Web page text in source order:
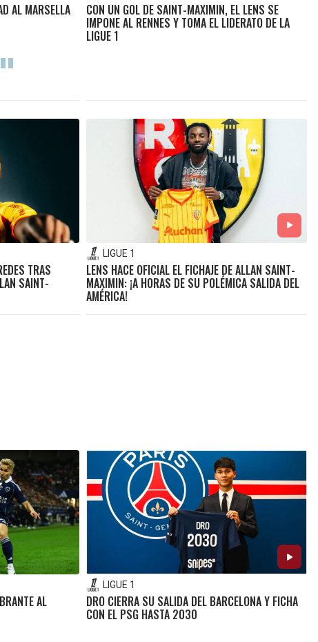
AL MARSELLA CON UN GOL DE SAINT-MAXIMIN, EL LENS SE
IMPONE AL RENNES Y TOMA EL LIDERATO DE LA
LIGUE 1
TRAS
SAINT-
LIGUE 1
LENS HACE OFICIAL EL FICHAJE DE ALLAN SAINT-
MAXIMIN: ¡A HORAS DE SU POLÉMICA SALIDA DEL
AMÉRICA!
AL
LIGUE 1
DRO CIERRA SU SALIDA DEL BARCELONA Y FICHA
CON EL PSG HASTA 2030